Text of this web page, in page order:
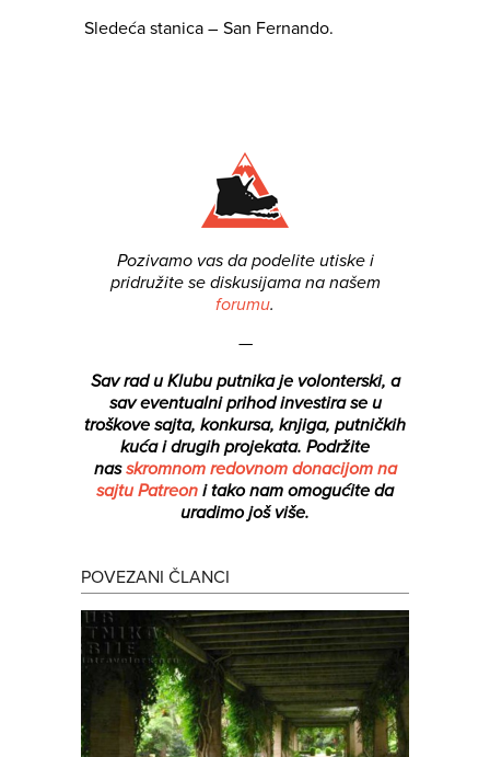
Sledeća stanica – San Fernando.
Pozivamo vas da podelite utiske i
pridružite se diskusijama na našem
forumu.
—
Sav rad u Klubu putnika je volonterski, a
sav eventualni prihod investira se u
troškove sajta, konkursa, knjiga, putničkih
kuća i drugih projekata. Podržite
nasskromnom redovnom donacijom na
sajtu Patreon i tako nam omogućite da
uradimo još više.
POVEZANI ČLANCI